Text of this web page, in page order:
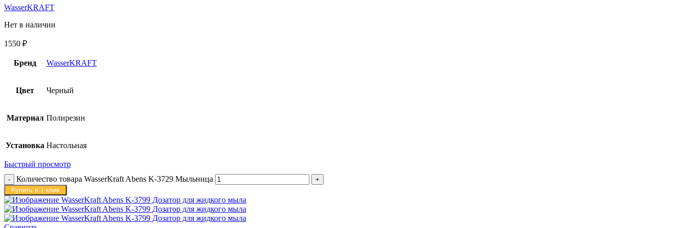
WasserKRAFT
Нет в наличии
1550 ₽
Бренд WasserKRAFT
Цвет Черный
Материал Полирезин
Установка Настольная
Быстрый просмотр
Количество товара WasserKraft Abens K-3729 Мыльница
Купить в 1 клик